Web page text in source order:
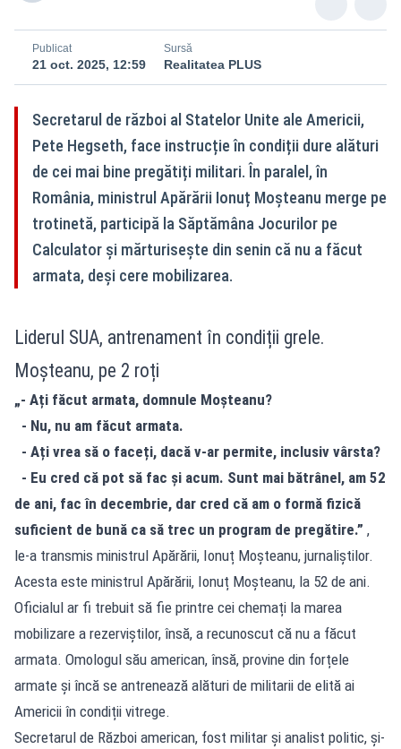
Publicat
21 oct. 2025, 12:59
Sursă
Realitatea PLUS
Secretarul de război al Statelor Unite ale Americii,
Pete Hegseth, face instrucție în condiții dure alături
de cei mai bine pregătiți militari. În paralel, în
România, ministrul Apărării Ionuț Moșteanu merge pe
trotinetă, participă la Săptămâna Jocurilor pe
Calculator și mărturisește din senin că nu a făcut
armata, deși cere mobilizarea.
Liderul SUA, antrenament în condiții grele.
Moșteanu, pe 2 roți
„- Ați făcut armata, domnule Moșteanu?
- Nu, nu am făcut armata.
- Ați vrea să o faceți, dacă v-ar permite, inclusiv vârsta?
- Eu cred că pot să fac și acum. Sunt mai bătrânel, am 52
de ani, fac în decembrie, dar cred că am o formă fizică
suficient de bună ca să trec un program de pregătire.” ,
le-a transmis ministrul Apărării, Ionuț Moșteanu, jurnaliștilor.
Acesta este ministrul Apărării, Ionuț Moșteanu, la 52 de ani.
Oficialul ar fi trebuit să fie printre cei chemați la marea
mobilizare a rezerviștilor, însă, a recunoscut că nu a făcut
armata. Omologul său american, însă, provine din forțele
armate și încă se antrenează alături de militarii de elită ai
Americii în condiții vitrege.
Secretarul de Război american, fost militar și analist politic, și-